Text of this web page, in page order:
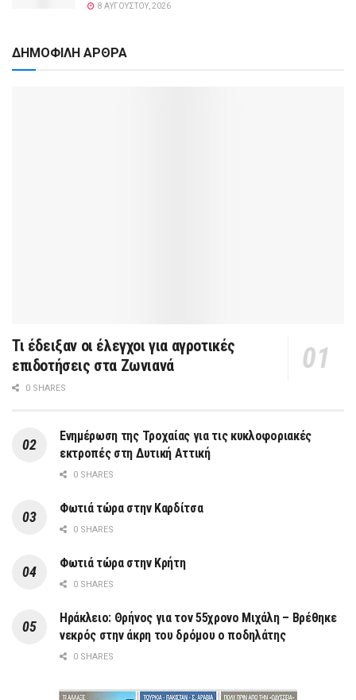
8 ΑΥΓΟΎΣΤΟΥ, 2026
ΔΗΜΟΦΙΛΗ ΑΡΘΡΑ
Τι έδειξαν οι έλεγχοι για αγροτικές
επιδοτήσεις στα Ζωνιανά
0 SHARES
Ενημέρωση της Τροχαίας για τις κυκλοφοριακές
εκτροπές στη Δυτική Αττική
0 SHARES
Φωτιά τώρα στην Καρδίτσα
0 SHARES
Φωτιά τώρα στην Κρήτη
0 SHARES
Ηράκλειο: Θρήνος για τον 55χρονο Μιχάλη – Βρέθηκε
νεκρός στην άκρη του δρόμου ο ποδηλάτης
0 SHARES